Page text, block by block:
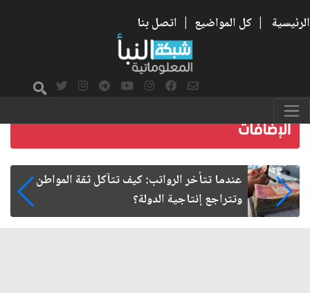
الرئيسية | كل المواضيع | اتصل بنا
صمت الطريق بعد الأربعين